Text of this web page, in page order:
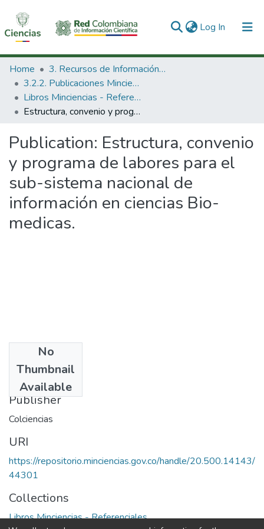
Log In (current)
Communities & Collections
All of DSpace
Statistics
Home
3. Recursos de Información Científica y Tecnológica
3.2.2. Publicaciones Minciencias
Libros Minciencias - Referenciales
Estructura, convenio y programa de labores para el sub-sistema nacional de información en ciencias Bio-medicas.
Publication: Estructura, convenio
y programa de labores para el
sub-sistema nacional de
información en ciencias Bio-
medicas.
No
Thumbnail
Available
1972
Publisher
Colciencias
URI
https://repositorio.minciencias.gov.co/handle/20.500.14143/
44301
Collections
Libros Minciencias - Referenciales